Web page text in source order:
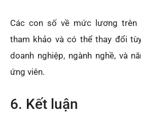
Các con số về mức lương trên
tham khảo và có thể thay đổi
doanh nghiệp, ngành nghề, và
ứng viên.
6. Kết luận